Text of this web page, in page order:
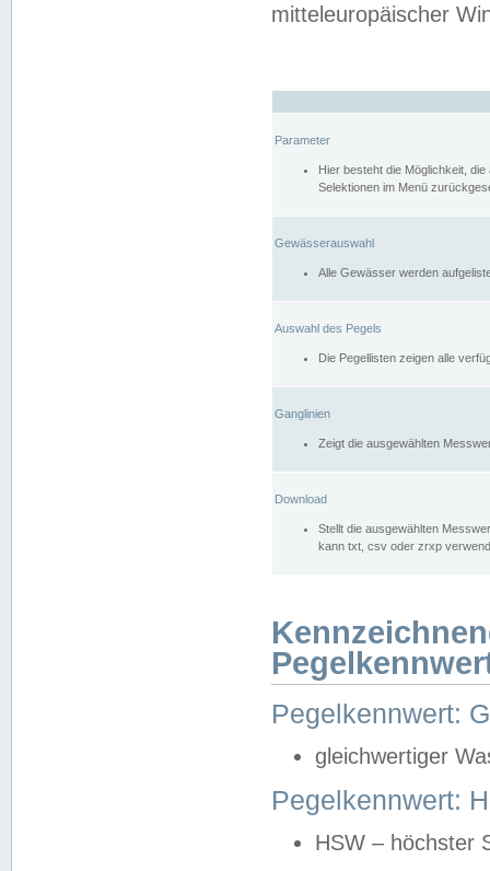
mitteleuropäischer
Parameter
Hier besteht die Möglichkeit,
Selektionen im Menü
Gewässerauswahl
Alle Gewässer werden
Auswahl des Pegels
Die Pegellisten zeigen alle
Ganglinien
Zeigt die ausgewählten
Download
Stellt die ausgewählten
kann txt, csv oder zrxp
Pegelkennwert:
gleichwertiger
Pegelkennwert:
HSW – höchster